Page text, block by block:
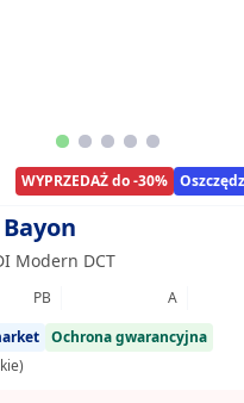
WYPRZEDAŻ do -30%
Modern DCT
PB A
Ochrona gwarancyjna